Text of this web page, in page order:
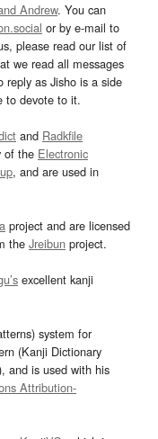
Andrew. You can
or by e-mail to
please read our list of
we read all messages
as Jisho is a side
to devote to it.
and Radkfile
of the Electronic
, and are used in
project and are licensed
the Jreibun project.
excellent kanji
system for
(Kanji Dictionary
and is used with his
Attribution-